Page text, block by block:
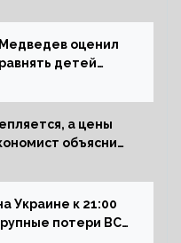
оценил
детей
а цены
объяснил
Украине к 21:00
потери ВСУ